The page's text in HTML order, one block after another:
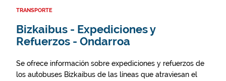
TRANSPORTE
Bizkaibus - Expediciones y
Refuerzos - Ondarroa
Se ofrece información sobre expediciones y refuerzos de
los autobuses Bizkaibus de las líneas que atraviesan el